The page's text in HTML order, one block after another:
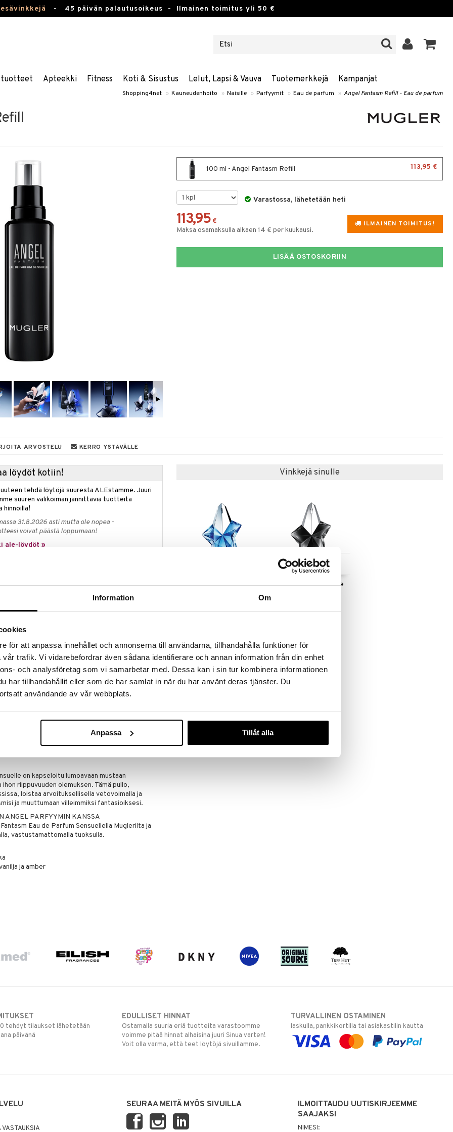
Information Om
för att anpassa innehållet och annonserna till användarna, tillhandahålla funktioner för
trafik. Vi vidarebefordrar även sådana identifierare och annan information från din enhet
och analysföretag som vi samarbetar med. Dessa kan i sin tur kombinera informationen
har tillhandahållit eller som de har samlat in när du har använt deras tjänster. Du
användande av vår webbplats.
Anpassa Tillåt alla
- 45 päivän palautusoikeus - Ilmainen toimitus yli 50 €
Apteekki Fitness Koti & Sisustus Lelut, Lapsi & Vauva Tuotemerkkejä Kampanjat
Shopping4net » Kauneudenhoito » Naisille » Parfyymit » Eau de parfum » Angel Fantasm Refill - Eau de parfum
100 ml - Angel Fantasm Refill 113,95 €
Varastossa, lähetetään heti
ILMAINEN TOIMITUS!
113,95 €
Maksa osamaksulla alkaen 14 € per kuukausi.
LISÄÄ OSTOSKORIIN
ARVOSTELU KERRO YSTÄVÄLLE
löydöt kotiin!
tehdä löytöjä suuresta ALEstamme. Juuri
suuren valikoiman jännittäviä tuotteita
hinnoilla!
31.8.2026 asti mutta ole nopea -
voivat päästä loppumaan!
ale-löydöt »
EAU DE PARFUM SENSUELLELLA
maailman lanseeraamalla ensimmäisen koskaan
joka esiteltiin ikonisessa sinisessä tähtipullossa.
uudella rohkealla lisäyksellä Angel-galaksiin:
Tämä voimakas, viettelevä tuoksu muuttaa
Uusi tähti Angel-galaksissa on syntynyt -
GOURMAND HEDELMÄINEN TUOKSU
ja iholle kevyttä patchoulia. Alkuperäisen Angelin
ja vahvistettu tässä uudessa luomuksessa,
on kapseloitu lumoavaan mustaan
riippuvuuden olemuksen. Tämä pullo,
loistaa arvoituksellisella vetovoimalla ja
ja muuttumaan villeimmiksi fantasioiksesi.
ANGEL PARFYYMIN KANSSA
Eau de Parfum Sensuellella Muglerilta ja
vastustamattomalla tuoksulla.
ja amber
Vinkkejä sinulle
Angel - Eau de parfum
70,95
Saatavana useana
vaihtoehtona
Angel Fantasm - Eau de
MUGLER
69,95
tehdyt tilaukset lähetetään
päivänä
EDULLISET HINNAT
Ostamalla suuria eriä tuotteita varastoomme
voimme pitää hinnat alhaisina juuri Sinua varten!
Voit olla varma, että teet löytöjä sivuillamme.
TURVALLINEN OSTAMINEN
laskulla, pankkikortilla tai asiakastilin kautta
SEURAA MEITÄ MYÖS SIVUILLA
ILMOITTAUDU UUTISKIRJEEMME
SAAJAKSI
NIMESI: